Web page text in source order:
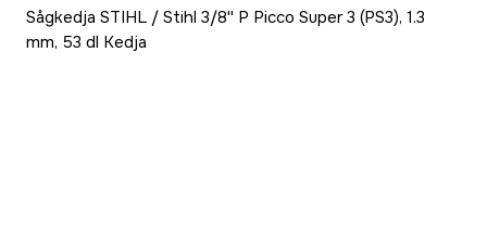
Sågkedja STIHL / Stihl 3/8'' P Picco Super 3 (PS3), 1.3
mm, 53 dl Kedja